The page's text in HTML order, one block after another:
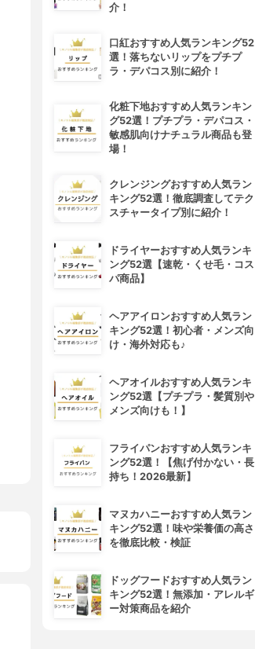
介！
口紅おすすめ人気ランキング52
選！落ちないリップをプチプ
ラ・デパコス別に紹介！
化粧下地おすすめ人気ランキン
グ52選！プチプラ・デパコス・
敏感肌向けナチュラル商品も登
場！
クレンジングおすすめ人気ラン
キング52選！徹底調査してテク
スチャータイプ別に紹介！
ドライヤーおすすめ人気ランキ
ング52選【速乾・くせ毛・コス
パ商品】
ヘアアイロンおすすめ人気ラン
キング52選！初心者・メンズ向
け・海外対応も♪
ヘアオイルおすすめ人気ランキ
ング52選【プチプラ・髪質別や
メンズ向けも！】
フライパンおすすめ人気ランキ
ング52選！【焦げ付かない・長
持ち！2026最新】
マヌカハニーおすすめ人気ラン
キング52選！味や栄養価の高さ
を徹底比較・検証
ドッグフードおすすめ人気ラン
キング52選！無添加・アレルギ
ー対策商品を紹介